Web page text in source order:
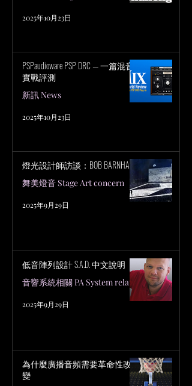
2025年10月23日
PSPaudioware PSP DRC — 一篇混音
實戰評測
新訊 News
2025年10月23日
燈光設計師訪談：BOB BARNHART
舞美燈音 Stage Art concern
2025年9月29日
低音陣列設計 S.A.D. 中文說明
音響系統相關 PA System related
2025年9月29日
為什麼廣播音頻需要革命性改
變